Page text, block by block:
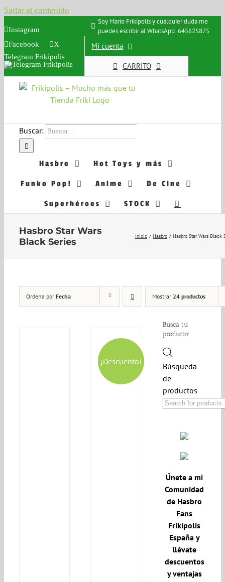
Saltar al contenido
Instagram
Facebook
X
Telegram Frikipolis
Soy Mario Frikípolis y cualquier duda me
puedes escribir al WhatsApp: 645625875
Mi cuenta
CARRITO
Buscar:
Hasbro Hot Toys y más
Funko Pop! Anime De Cine
Superhéroes STOCK
Hasbro Star Wars
Black Series
Inicio Hasbro Hasbro Star Wars Black
Ordena por Fecha Mostrar 24 productos
¡Descuento!
Busca tu
producto:
Búsqueda
de
productos
Únete a mi
Comunidad
de Hasbro
Fans
Frikípolis
España y
llévate
descuentos
y ventajas